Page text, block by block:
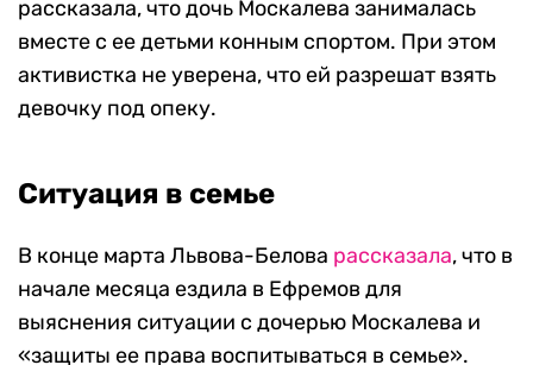
рассказала, что дочь Москалева занималась
вместе с ее детьми конным спортом. При этом
активистка не уверена, что ей разрешат взять
девочку под опеку.
Ситуация в семье
В конце марта Львова-Белова рассказала, что в
начале месяца ездила в Ефремов для
выяснения ситуации с дочерью Москалева и
«защиты ее права воспитываться в семье».